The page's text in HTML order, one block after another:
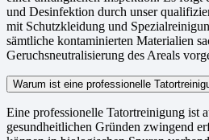
und Desinfektion durch unser
mit Schutzkleidung und
sämtliche kontaminierten Materialien
Geruchsneutralisierung des Areals
Warum ist eine professionelle
Eine professionelle Tatortreinigung ist
gesundheitlichen Gründen zwingend